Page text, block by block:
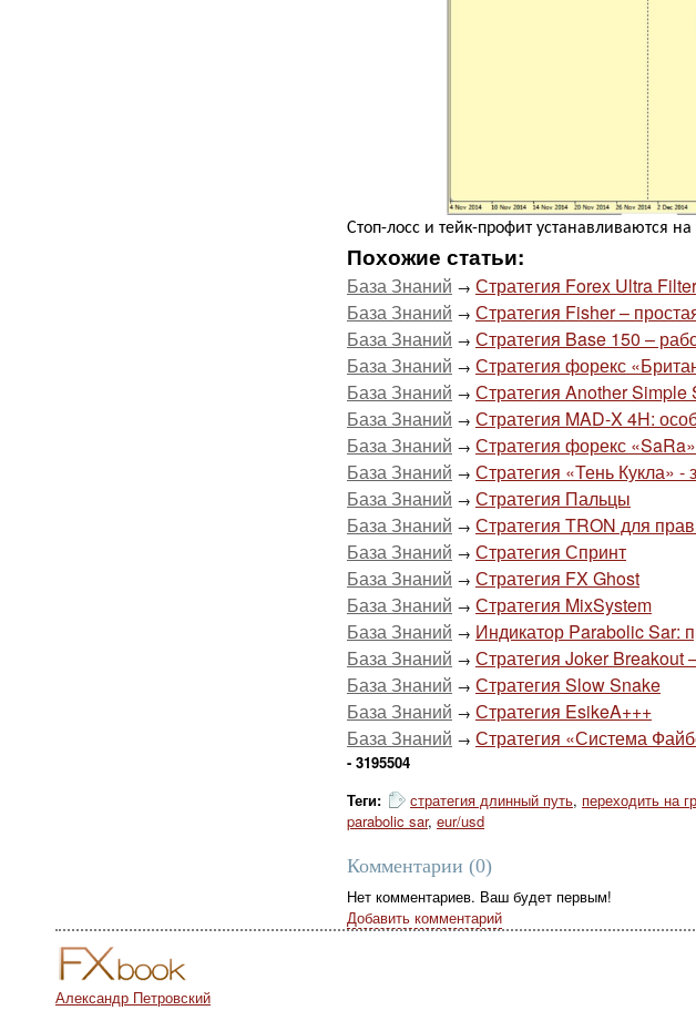
Стоп-лосс и тейк-профит устанавливаются на
Похожие статьи:
База Знаний → Стратегия Forex Ultra
База Знаний → Стратегия Fisher –
База Знаний → Стратегия Base 150 –
База Знаний → Стратегия форекс
База Знаний → Стратегия Another Simple
База Знаний → Стратегия MAD-X 4H:
База Знаний → Стратегия форекс
База Знаний → Стратегия «Тень Кукла» -
База Знаний → Стратегия Пальцы
База Знаний → Стратегия TRON для
База Знаний → Стратегия Спринт
База Знаний → Стратегия FX Ghost
База Знаний → Стратегия MixSystem
База Знаний → Индикатор Parabolic Sar:
База Знаний → Стратегия Joker Breakout
База Знаний → Стратегия Slow Snake
База Знаний → Стратегия EsikeA+++
База Знаний → Стратегия «Система
- 3195504
Теги:
стратегия длинный путь, переходить на
parabolic sar, eur/usd
Комментарии (0)
Нет комментариев. Ваш будет первым!
Добавить комментарий
Александр Петровский